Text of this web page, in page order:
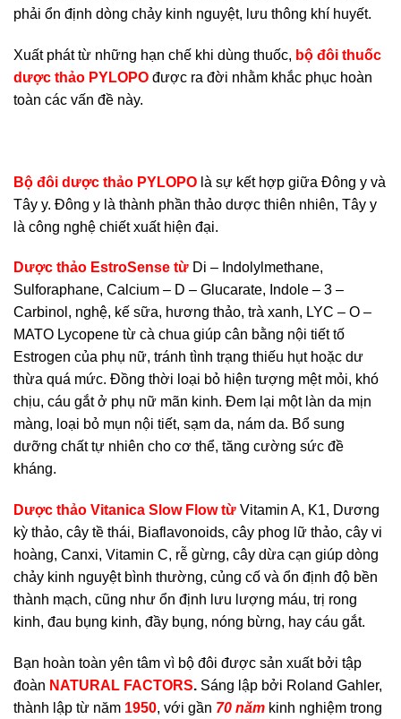
phải ổn định dòng chảy kinh nguyệt, lưu thông khí huyết.
Xuất phát từ những hạn chế khi dùng thuốc, bộ đôi thuốc
dược thảo PYLOPO được ra đời nhằm khắc phục hoàn
toàn các vấn đề này.
Bộ đôi dược thảo PYLOPO là sự kết hợp giữa Đông y và
Tây y. Đông y là thành phần thảo dược thiên nhiên, Tây y
là công nghệ chiết xuất hiện đại.
Dược thảo EstroSense từ Di – Indolylmethane,
Sulforaphane, Calcium – D – Glucarate, Indole – 3 –
Carbinol, nghệ, kế sữa, hương thảo, trà xanh, LYC – O –
MATO Lycopene từ cà chua giúp cân bằng nội tiết tố
Estrogen của phụ nữ, tránh tình trạng thiếu hụt hoặc dư
thừa quá mức. Đồng thời loại bỏ hiện tượng mệt mỏi, khó
chịu, cáu gắt ở phụ nữ mãn kinh. Đem lại một làn da mịn
màng, loại bỏ mụn nội tiết, sạm da, nám da. Bổ sung
dưỡng chất tự nhiên cho cơ thể, tăng cường sức đề
kháng.
Dược thảo Vitanica Slow Flow từ Vitamin A, K1, Dương
kỳ thảo, cây tề thái, Biaflavonoids, cây phog lữ thảo, cây vi
hoàng, Canxi, Vitamin C, rễ gừng, cây dừa cạn giúp dòng
chảy kinh nguyệt bình thường, củng cố và ổn định độ bền
thành mạch, cũng như ổn định lưu lượng máu, trị rong
kinh, đau bụng kinh, đầy bụng, nóng bừng, hay cáu gắt.
Bạn hoàn toàn yên tâm vì bộ đôi được sản xuất bởi tập
đoàn NATURAL FACTORS. Sáng lập bởi Roland Gahler,
thành lập từ năm 1950, với gần 70 năm kinh nghiệm trong